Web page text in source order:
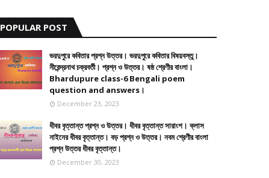
POPULAR POST
ভরদুপুরে কবিতার প্রশ্ন উত্তর। ভরদুপুরে কবিতার বিষয়বস্তু।
নীরেন্দ্রনাথ চক্রবর্তী। প্রশ্ন ও উত্তর। ষষ্ঠ শ্রেণীর বাংলা।
Bhardupure class-6 Bengali poem
question and answers।
December 23, 2023
ধীবর বৃত্তান্ত প্রশ্ন ও উত্তর। ধীবর বৃত্তান্ত সারাংশ। ক্লাস
নাইনের ধীবর বৃত্তান্ত। বড় প্রশ্ন ও উত্তর। নবম শ্রেণীর বাংলা
প্রশ্ন উত্তর ধীবর বৃত্তান্ত।
December 30, 2023